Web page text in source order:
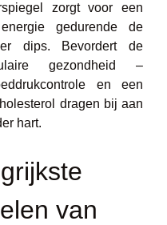
zorgt voor een
gedurende de
dips. Bevordert de
gezondheid –
en een
dragen bij aan
hart.
van